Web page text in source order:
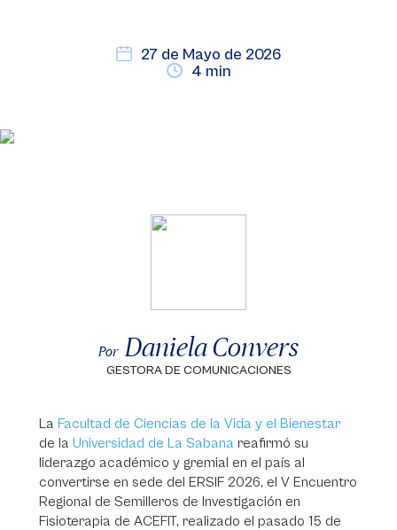
27 de Mayo de 2026
4 min
Por Daniela Convers
GESTORA DE COMUNICACIONES
La Facultad de Ciencias de la Vida y el Bienestar
de la Universidad de La Sabana reafirmó su
liderazgo académico y gremial en el país al
convertirse en sede del ERSIF 2026, el V Encuentro
Regional de Semilleros de Investigación en
Fisioterapia de ACEFIT, realizado el pasado 15 de